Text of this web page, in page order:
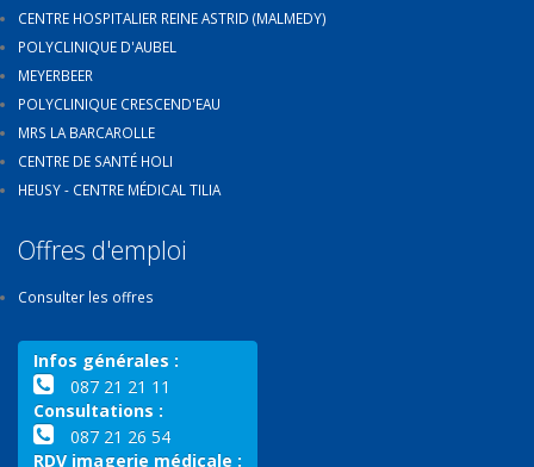
CENTRE HOSPITALIER REINE ASTRID (MALMEDY)
POLYCLINIQUE D'AUBEL
MEYERBEER
POLYCLINIQUE CRESCEND'EAU
MRS LA BARCAROLLE
CENTRE DE SANTÉ HOLI
HEUSY - CENTRE MÉDICAL TILIA
Offres d'emploi
Consulter les offres
Infos générales :
087 21 21 11
Consultations :
087 21 26 54
RDV imagerie médicale :